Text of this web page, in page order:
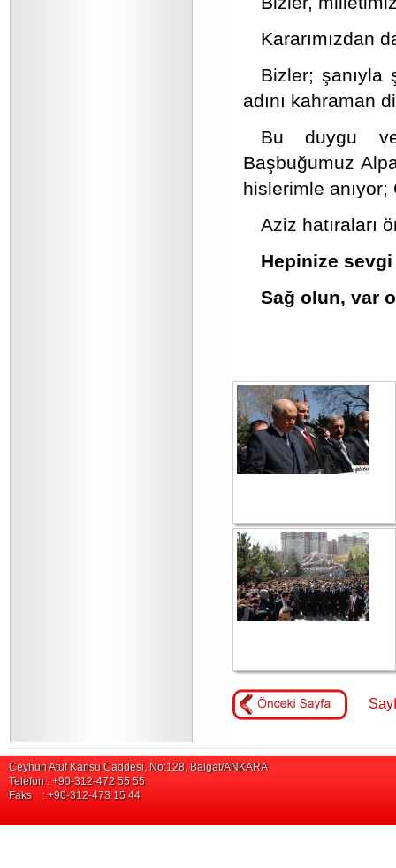
Kararımızdan
Bizler; şanıyla
adını kahraman
Bu duygu
Başbuğumuz
hislerimle anıyor;
Aziz hatıraları
Hepinize sevgi
Sağ olun, var
Ceyhun Atuf Kansu Caddesi, No:128, Balgat/ANKARA
Telefon : +90-312-472 55 55
Faks : +90-312-473 15 44